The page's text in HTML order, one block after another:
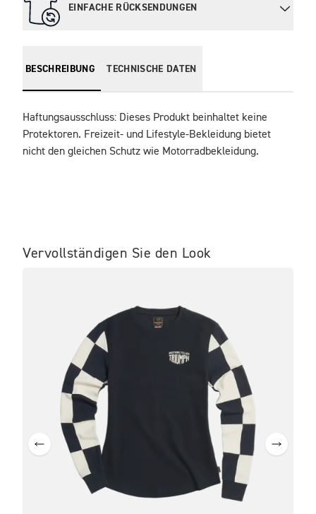
EINFACHE RÜCKSENDUNGEN
BESCHREIBUNG TECHNISCHE DATEN
Haftungsausschluss: Dieses Produkt beinhaltet keine
Protektoren. Freizeit- und Lifestyle-Bekleidung bietet
nicht den gleichen Schutz wie Motorradbekleidung.
Vervollständigen Sie den Look